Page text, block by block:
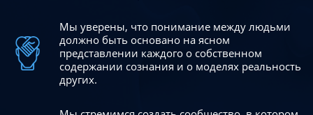
Мы уверены, что понимание между людьми
должно быть основано на ясном
представлении каждого о собственном
содержании сознания и о моделях реальность
других.